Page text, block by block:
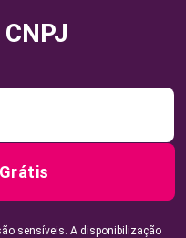
sensíveis. A disponibilização